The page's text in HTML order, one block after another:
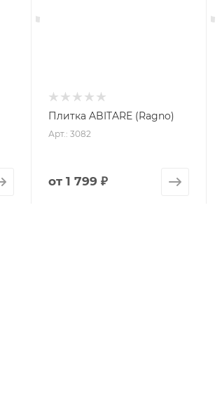
Плитка ABITARE (Ragno)
Арт.: 3082
от 1 799 ₽